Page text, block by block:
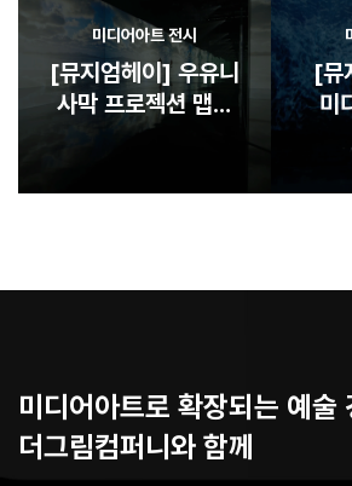
미디어아트 전시
[뮤지엄헤이] 우유니
사막 프로젝션 맵핑
미디어아트
[뮤
미
미디어아트로 확장되는 예술
더그림컴퍼니와 함께